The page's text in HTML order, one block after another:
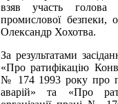
взяв участь голова
промислової безпеки,
Олександр Хохотва.
За результатами
«Про ратифікацію
№ 174 1993 року про
аварій» та «Про